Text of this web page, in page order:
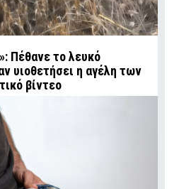
Πέθανε το λευκό
υιοθετήσει η αγέλη των
βίντεο